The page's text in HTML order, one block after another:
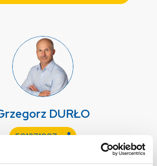
DURŁO
501271907